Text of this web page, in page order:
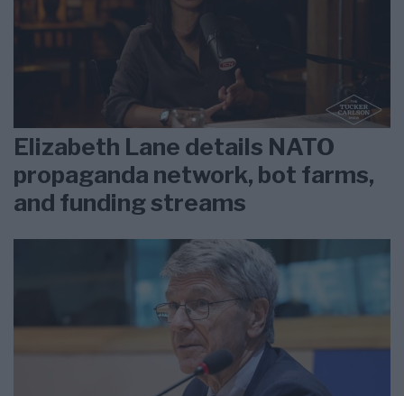
Elizabeth Lane details NATO
propaganda network, bot farms,
and funding streams